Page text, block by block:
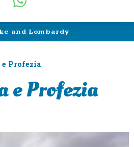
and Lombardy
Profezia
e Profezia